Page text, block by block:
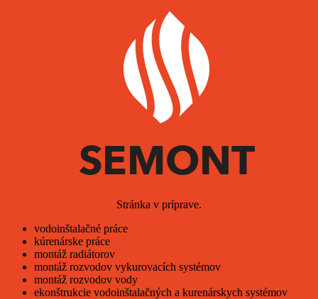
Stránka v príprave.
vodoinštalačné práce
kúrenárske práce
montáž radiátorov
montáž rozvodov vykurovacích systémov
montáž rozvodov vody
ekonštrukcie vodoinštalačných a kurenárskych systémov